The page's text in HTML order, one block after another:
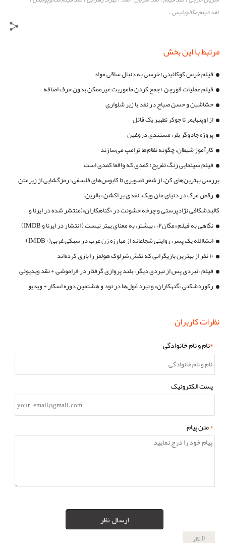
نقد فیلم مگالوپلیس،
مرتبط با این بخش
فیلم خرس کوکائینی؛ خرسی به دنبال ساقی مواد
فیلم عملیات فورچن ؛ جمع کردن ماموریت غیرممکن بدون حرف اضافه
حشاشین و حسن صباح در نقد با زیر شلواری
از اوپنهایمر تا جوکر تطهیر یک قاتل
پروژه جادوگر بلر، مستندی دروغین
کارآموز شیطان، چگونه نظام‌ها ترامپ می‌سازند
فیلم سینمایی زنگ تفریح؛ کمدی که واقعا کمدی است
بررسی بهترین‌های کن، از شعر تصویری تا کابوس‌های فلسفی؛ رمزگشایی از زیرمتن
فیلم «ارزش عاطفی»
رقص مرگ در دنیای جان ویک، نقدی بر اکشن «بالرین»
کالبدشکافی نژادپرستی و چرخه خشونت در «گناهکاران»(منتشر شده در ایرنا و
IMDB)
نگاهی به فیلم «مگان۲» ، بیشتر، به معنای بهتر نیست ( انتشار در ایرنا و IMDB)
انشاالله یک پسر، روایتی شجاعانه از مبارزه زن عرب در سبکی غربی(+IMDB)
۱۰ نفر از بهترین بازیگرانی که نقش شرلوک هولمز را بازی کرده‌اند
فیلم «نبردی پس از نبردی دیگر» بلند پروازی گرفتار در فراموشی + نقد ویدیوئی
رکوردشکنی «گنهکاران» و نبرد غول‌ها در نود و هشتمین دوره اسکار + ویدیو
نظرات کاربران
*نام و نام خانوادگی
پست الکترونیک
*متن پیام
ارسال نظر
0 نظر